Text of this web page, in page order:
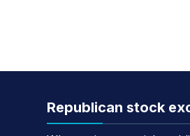
Republican stock